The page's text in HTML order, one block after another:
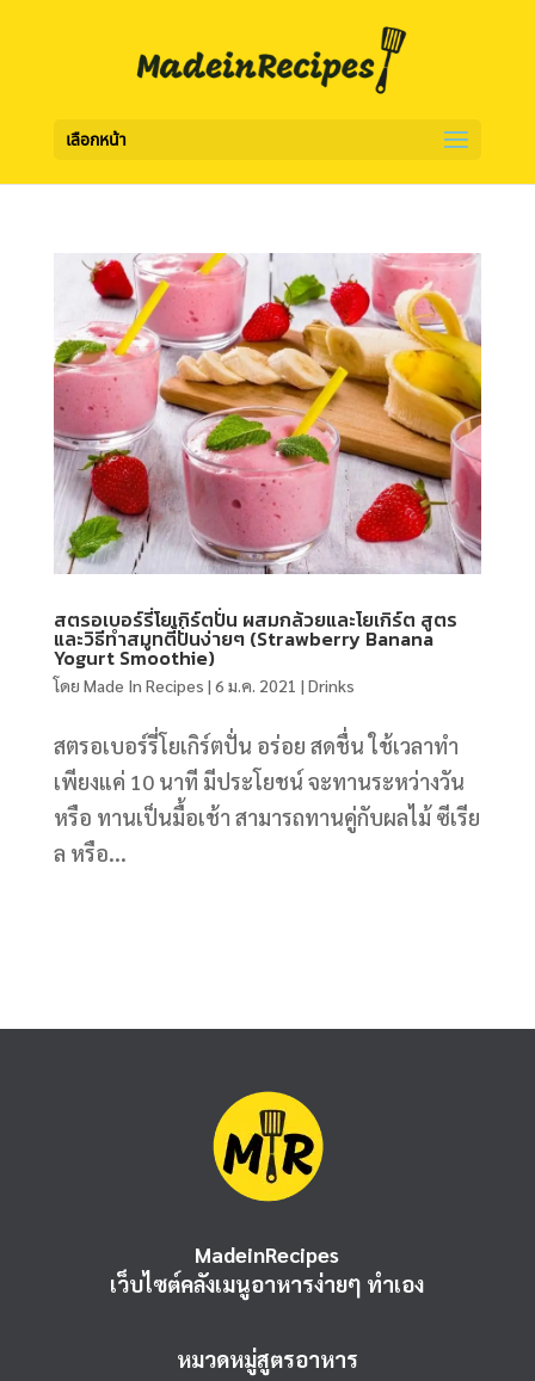
เลือกหน้า
สตรอเบอร์รี่โยเกิร์ตปั่น ผสมกล้วยและโยเกิร์ต สูตร
และวิธีทำสมูทตี้ปั่นง่ายๆ (Strawberry Banana
Yogurt Smoothie)
โดย Made In Recipes | 6 ม.ค. 2021 | Drinks
สตรอเบอร์รี่โยเกิร์ตปั่น อร่อย สดชื่น ใช้เวลาทำ
เพียงแค่ 10 นาที มีประโยชน์ จะทานระหว่างวัน
หรือ ทานเป็นมื้อเช้า สามารถทานคู่กับผลไม้ ซีเรีย
ล หรือ...
MadeinRecipes
เว็บไซต์คลังเมนูอาหารง่ายๆ ทำเอง
หมวดหมู่สูตรอาหาร